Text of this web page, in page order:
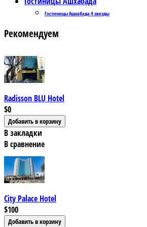
Гостиницы Ашхабада 4 звезды
Рекомендуем
Radisson BLU Hotel
$0
В закладки
В сравнение
City Palace Hotel
$100